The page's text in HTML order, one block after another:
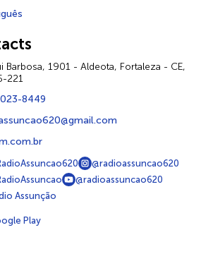
Barbosa, 1901 - Aldeota, Fortaleza - CE,
221
8449
@radioassuncao620
@radioassuncao620
Assunção
Play